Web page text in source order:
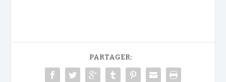
PARTAGER: